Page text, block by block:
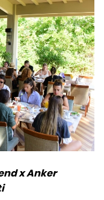
x Anker